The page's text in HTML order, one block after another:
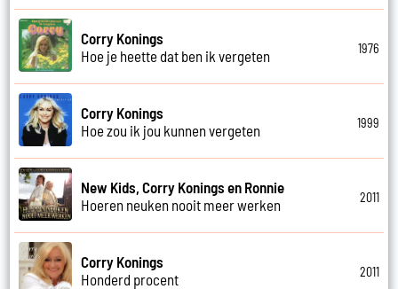
Corry Konings
Hoe je heette dat ben ik vergeten
1976
Corry Konings
Hoe zou ik jou kunnen vergeten
1999
New Kids, Corry Konings en Ronnie
Hoeren neuken nooit meer werken
2011
Corry Konings
Honderd procent
2011